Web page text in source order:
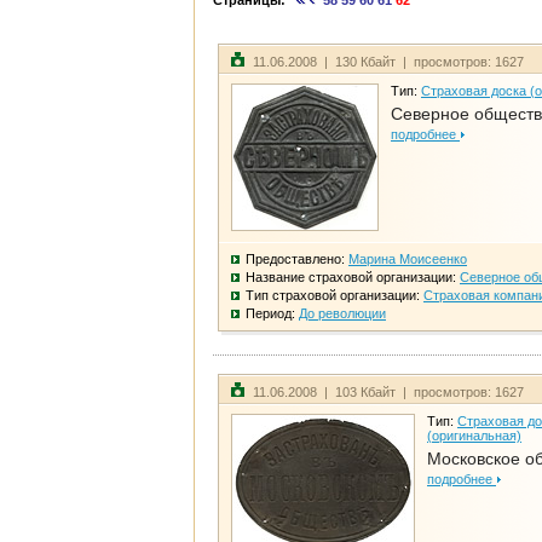
11.06.2008 | 130 Кбайт | просмотров: 1627
Тип: Страховая доска
Северное
подробнее
Предоставлено: Марина Моисеенко
Название страховой организации: Северное
Тип страховой организации: Страховая
Период: До революции
11.06.2008 | 103 Кбайт | просмотров: 1627
Тип: Страховая
(оригинальная)
Московское
подробнее